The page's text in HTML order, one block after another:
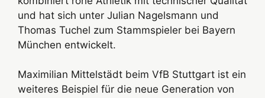
und hat sich unter Julian Nagelsmann und
Thomas Tuchel zum Stammspieler bei Bayern
München entwickelt.
Maximilian Mittelstädt beim VfB Stuttgart ist ein
weiteres Beispiel für die neue Generation von